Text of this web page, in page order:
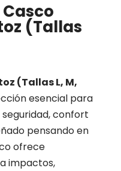
(Tallas
(Tallas L, M,
esencial para
confort
pensando en
ofrece
impactos,